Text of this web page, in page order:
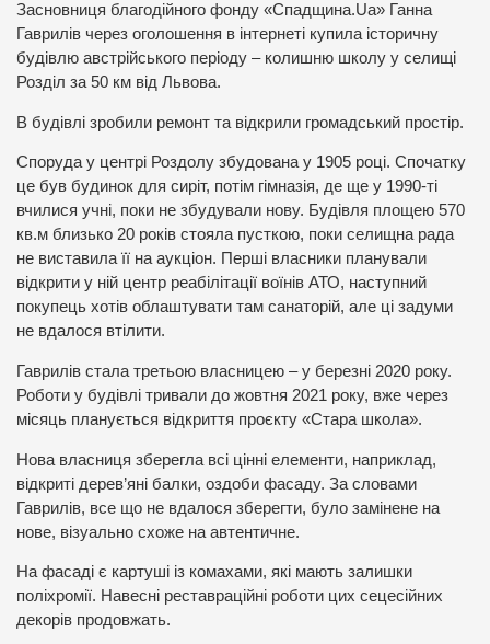
Засновниця благодійного фонду «Спадщина.Ua» Ганна
Гаврилів через оголошення в інтернеті купила історичну
будівлю австрійського періоду – колишню школу у селищі
Розділ за 50 км від Львова.
В будівлі зробили ремонт та відкрили громадський простір.
Споруда у центрі Роздолу збудована у 1905 році. Спочатку
це був будинок для сиріт, потім гімназія, де ще у 1990-ті
вчилися учні, поки не збудували нову. Будівля площею 570
кв.м близько 20 років стояла пусткою, поки селищна рада
не виставила її на аукціон. Перші власники планували
відкрити у ній центр реабілітації воїнів АТО, наступний
покупець хотів облаштувати там санаторій, але ці задуми
не вдалося втілити.
Гаврилів стала третьою власницею – у березні 2020 року.
Роботи у будівлі тривали до жовтня 2021 року, вже через
місяць планується відкриття проєкту «Стара школа».
Нова власниця зберегла всі цінні елементи, наприклад,
відкриті дерев’яні балки, оздоби фасаду. За словами
Гаврилів, все що не вдалося зберегти, було замінене на
нове, візуально схоже на автентичне.
На фасаді є картуші із комахами, які мають залишки
поліхромії. Навесні реставраційні роботи цих сецесійних
декорів продовжать.